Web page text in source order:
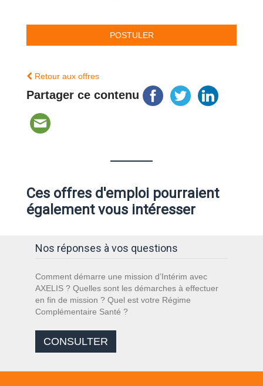
Retour aux offres
Partager ce contenu
Ces offres d'emploi pourraient
également vous intéresser
Nos réponses à vos questions
Comment démarre une mission d’Intérim avec
AXELIS ? Quelles sont les démarches à effectuer
en fin de mission ? Quel est votre Régime
Complémentaire Santé ?
CONSULTER